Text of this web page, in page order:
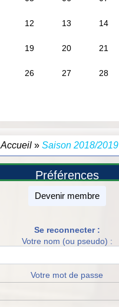
Accueil»Saison 2018/2019
Préférences
Devenir membre
Se reconnecter :
Votre nom (ou pseudo) :
Votre mot de passe